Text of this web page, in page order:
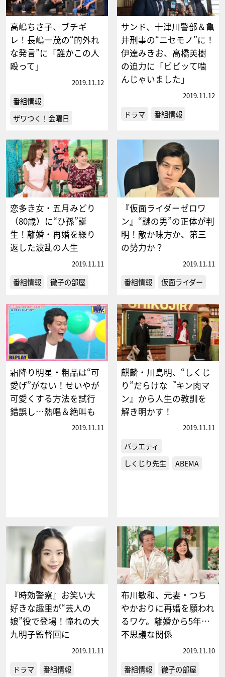
高嶋ちさ子、ブチギ
レ！長嶋一茂の“的外れ
な発言”に「誰かこの人
殴って」
2019.11.12
番組情報
ザワつく！金曜日
サンド、十津川警部＆亀
井刑事の“ニセモノ”に！
伊達みきお、高橋英樹
の迫力に「ビビッて噛
んじゃいました」
2019.11.12
ドラマ 番組情報
恋多き女・五月みどり
（80歳）に“ひ孫”誕
生！離婚・再婚を繰り
返した波乱の人生
2019.11.11
番組情報 徹子の部屋
『仮面ライダーゼロワ
ン』“謎の男”の正体が判
明！敵か味方か、第三
の勢力か？
2019.11.11
番組情報 仮面ライダー
霜降り明星・粗品は“可
愛げ”がない！せいやが
可愛くする方法を試行
錯誤し…熱唱＆絶叫も
2019.11.11
麒麟・川島明、“しくじ
り”だらけな『キン肉マ
ン』から人生の教訓を
解き明かす！
2019.11.11
バラエティ
しくじり先生
ABEMA
『時効警察』お笑い大
好きな趣里が“芸人の
娘”役で登場！憧れの大
九明子監督回に
2019.11.11
ドラマ 番組情報
布川敏和、元妻・つち
やかおりに再婚を願われ
るワケ。離婚から5年…
不思議な関係
2019.11.10
番組情報 徹子の部屋